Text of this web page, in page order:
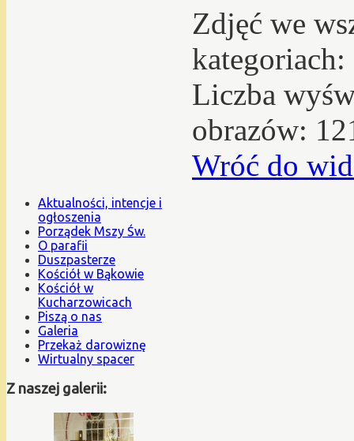
Zdjęć we
kategoriach:
Liczba
obrazów:
Wróć do
Aktualności, intencje i
ogłoszenia
Porządek Mszy Św.
O parafii
Duszpasterze
Kościół w Bąkowie
Kościół w
Kucharzowicach
Piszą o nas
Galeria
Przekaż darowiznę
Wirtualny spacer
Z naszej galerii: